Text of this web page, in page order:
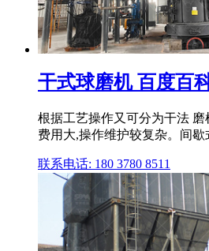
干式球磨机 百度百
根据工艺操作又可分为干法
费用大,操作维护较复杂。间歇
联系电话: 180 3780 8511